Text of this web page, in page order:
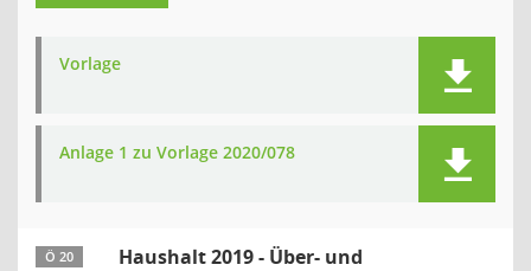
Vorlage
Anlage 1 zu Vorlage 2020/078
Ö 20
Haushalt 2019 - Über- und